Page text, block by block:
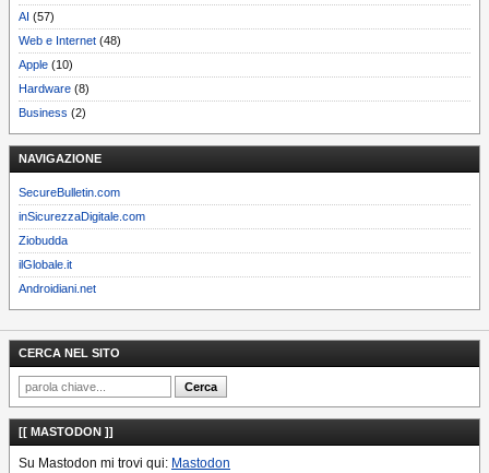
AI (57)
Web e Internet (48)
Apple (10)
Hardware (8)
Business (2)
NAVIGAZIONE
SecureBulletin.com
inSicurezzaDigitale.com
Ziobudda
ilGlobale.it
Androidiani.net
CERCA NEL SITO
[[ MASTODON ]]
Su Mastodon mi trovi qui: Mastodon